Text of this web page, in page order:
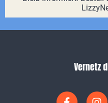
Vernetz